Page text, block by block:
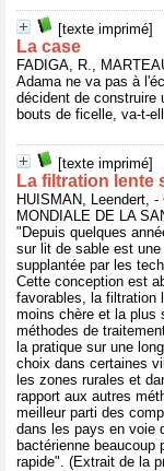
[texte imprimé]
La case
FADIGA, R.,
Adama ne va pas à
décident de construire
bouts de ficelle, va-t-
[texte imprimé]
La filtration lente
HUISMAN, Leendert,
MONDIALE DE LA
"Depuis quelques
sur lit de sable est
supplantée par les
Cette conception est
favorables, la filtration
moins chère et la plus
méthodes de
la pratique sur une
choix dans certaines
les zones rurales et
rapport aux autres
meilleur parti des
dans les pays en voie
bactérienne
rapide". (Extrait de la